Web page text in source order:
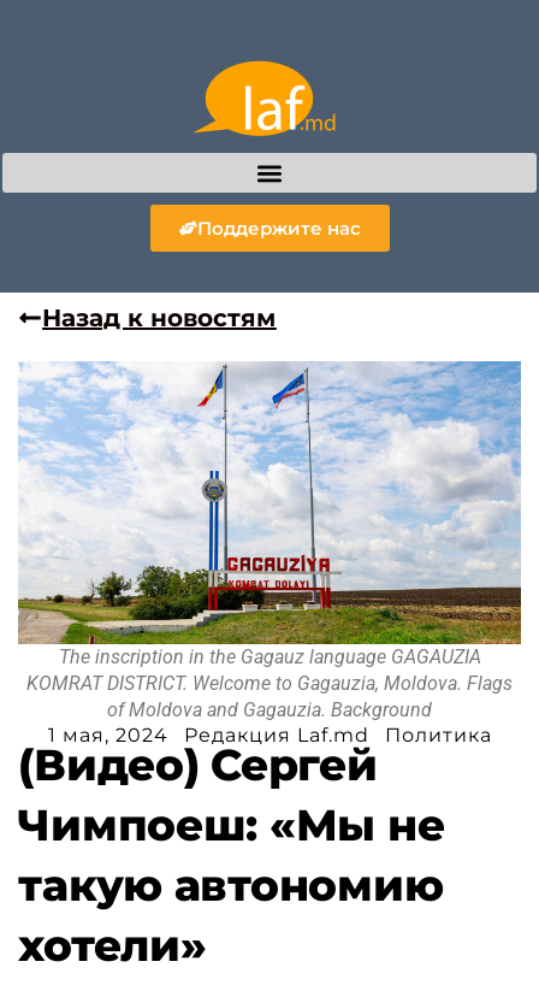
Поддержите нас
Назад к новостям
The inscription in the Gagauz language GAGAUZIA
KOMRAT DISTRICT. Welcome to Gagauzia, Moldova. Flags
of Moldova and Gagauzia. Background
1 мая, 2024
Редакция Laf.md Политика
(Видео) Сергей
Чимпоеш: «Мы не
такую автономию
хотели»